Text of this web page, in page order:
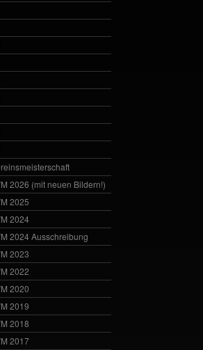
2026 (mit neuen Bildern!)
2025
2024
2024 Ausschreibung
2023
2022
2020
2019
2018
2017